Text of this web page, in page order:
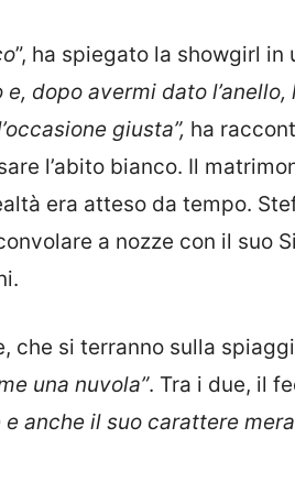
”, ha spiegato la showgirl in
dopo avermi dato
giusta”, ha
l’abito bianco. Il
era atteso da tempo.
a nozze con il suo
che si terranno sulla
una nuvola”. Tra i due, il
e anche il suo carattere